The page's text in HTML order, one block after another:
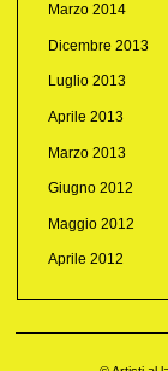
Marzo 2014
Dicembre 2013
Luglio 2013
Aprile 2013
Marzo 2013
Giugno 2012
Maggio 2012
Aprile 2012